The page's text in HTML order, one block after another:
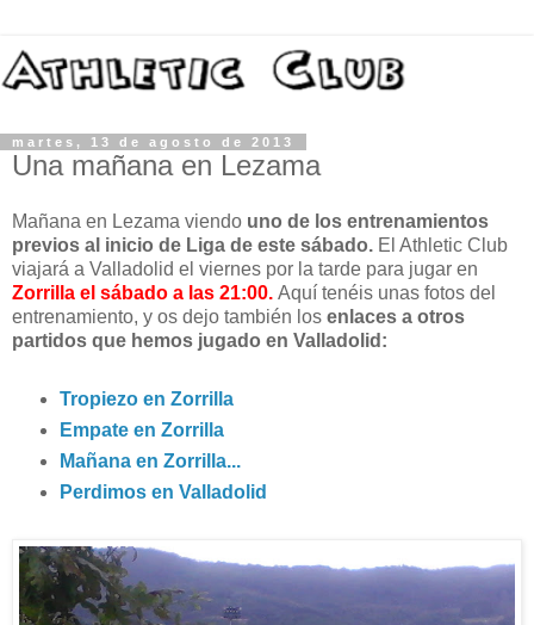
martes, 13 de agosto de 2013
Una mañana en Lezama
Mañana en Lezama viendo uno de los entrenamientos
previos al inicio de Liga de este sábado. El Athletic Club
viajará a Valladolid el viernes por la tarde para jugar en
Zorrilla el sábado a las 21:00. Aquí tenéis unas fotos del
entrenamiento, y os dejo también los enlaces a otros
partidos que hemos jugado en Valladolid:
Tropiezo en Zorrilla
Empate en Zorrilla
Mañana en Zorrilla...
Perdimos en Valladolid